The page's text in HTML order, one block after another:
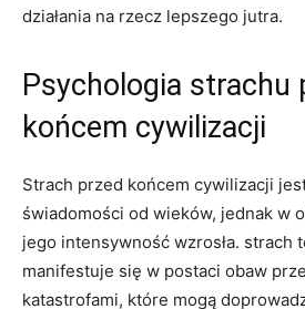
działania na rzecz lepszego jutra.
Psychologia strachu
końcem cywilizacji
Strach przed końcem cywilizacji
świadomości od wieków, jednak w
jego intensywność wzrosła. strach
manifestuje się w postaci obaw
katastrofami, które mogą